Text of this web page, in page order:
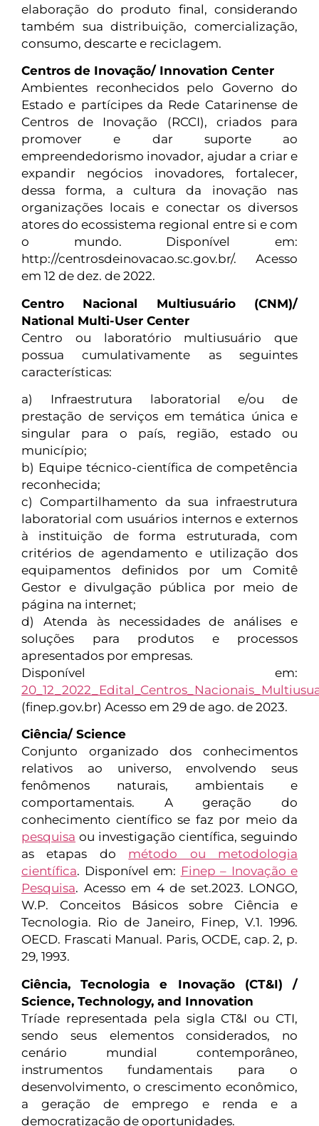
elaboração do produto final, considerando
também sua distribuição, comercialização,
consumo, descarte e reciclagem.
Centros de Inovação/ Innovation Center
Ambientes reconhecidos pelo Governo do
Estado e partícipes da Rede Catarinense de
Centros de Inovação (RCCI), criados para
promover e dar suporte ao
empreendedorismo inovador, ajudar a criar e
expandir negócios inovadores, fortalecer,
dessa forma, a cultura da inovação nas
organizações locais e conectar os diversos
atores do ecossistema regional entre si e com
o mundo. Disponível em:
http://centrosdeinovacao.sc.gov.br/. Acesso
em 12 de dez. de 2022.
Centro Nacional Multiusuário (CNM)/
National Multi-User Center
Centro ou laboratório multiusuário que
possua cumulativamente as seguintes
características:
a) Infraestrutura laboratorial e/ou de
prestação de serviços em temática única e
singular para o país, região, estado ou
município;
b) Equipe técnico-científica de competência
reconhecida;
c) Compartilhamento da sua infraestrutura
laboratorial com usuários internos e externos
à instituição de forma estruturada, com
critérios de agendamento e utilização dos
equipamentos definidos por um Comitê
Gestor e divulgação pública por meio de
página na internet;
d) Atenda às necessidades de análises e
soluções para produtos e processos
apresentados por empresas.
Disponível em:
(finep.gov.br) Acesso em 29 de ago. de 2023.
Ciência/ Science
Conjunto organizado dos conhecimentos
relativos ao universo, envolvendo seus
fenômenos naturais, ambientais e
comportamentais. A geração do
conhecimento científico se faz por meio da
pesquisa ou investigação científica, seguindo
as etapas do método ou metodologia
científica. Disponível em: Finep – Inovação e
Pesquisa. Acesso em 4 de set.2023. LONGO,
W.P. Conceitos Básicos sobre Ciência e
Tecnologia. Rio de Janeiro, Finep, V.1. 1996.
OECD. Frascati Manual. Paris, OCDE, cap. 2, p.
29, 1993.
Ciência, Tecnologia e Inovação (CT&I) /
Science, Technology, and Innovation
Tríade representada pela sigla CT&I ou CTI,
sendo seus elementos considerados, no
cenário mundial contemporâneo,
instrumentos fundamentais para o
desenvolvimento, o crescimento econômico,
a geração de emprego e renda e a
democratização de oportunidades.